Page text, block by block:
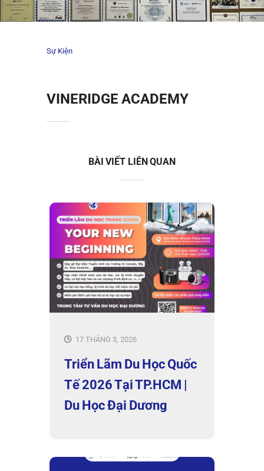
Sự Kiện
VINERIDGE ACADEMY
BÀI VIẾT LIÊN QUAN
17 THÁNG 3, 2026
Triển Lãm Du Học Quốc
Tế 2026 Tại TP.HCM |
Du Học Đại Dương